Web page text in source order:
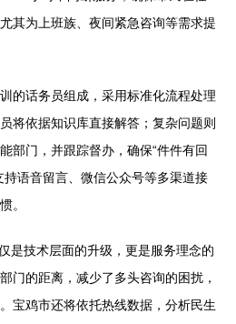
其为上班族、夜间紧急咨询等需求提
的话务员组成，采用标准化流程处理
将依据知识库直接解答；复杂问题则
部门，并跟踪督办，确保“件件有回
语音留言、微信公众号等多渠道接
。
是技术层面的升级，更是服务理念的
门的距离，减少了多头咨询的困扰，
宝鸡市还将依托热线数据，分析民生